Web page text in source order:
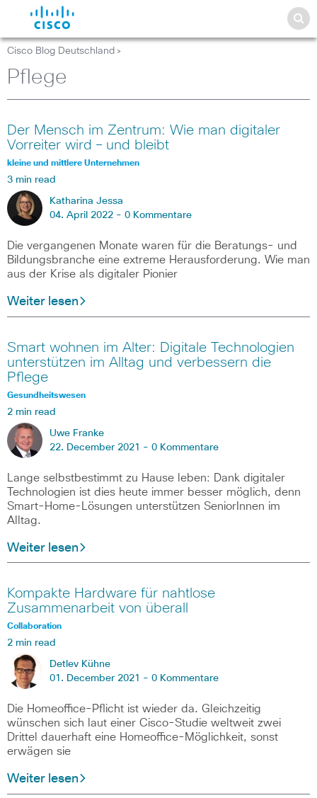
Cisco Blog Deutschland >
Pflege
Der Mensch im Zentrum: Wie man digitaler
Vorreiter wird – und bleibt
kleine und mittlere Unternehmen
3 min read
Katharina Jessa
04. April 2022 - 0 Kommentare
Die vergangenen Monate waren für die Beratungs- und
Bildungsbranche eine extreme Herausforderung. Wie man
aus der Krise als digitaler Pionier
Weiter lesen
Smart wohnen im Alter: Digitale Technologien
unterstützen im Alltag und verbessern die
Pflege
Gesundheitswesen
2 min read
Uwe Franke
22. December 2021 - 0 Kommentare
Lange selbstbestimmt zu Hause leben: Dank digitaler
Technologien ist dies heute immer besser möglich, denn
Smart-Home-Lösungen unterstützen SeniorInnen im
Alltag.
Weiter lesen
Kompakte Hardware für nahtlose
Zusammenarbeit von überall
Collaboration
2 min read
Detlev Kühne
01. December 2021 - 0 Kommentare
Die Homeoffice-Pflicht ist wieder da. Gleichzeitig
wünschen sich laut einer Cisco-Studie weltweit zwei
Drittel dauerhaft eine Homeoffice-Möglichkeit, sonst
erwägen sie
Weiter lesen